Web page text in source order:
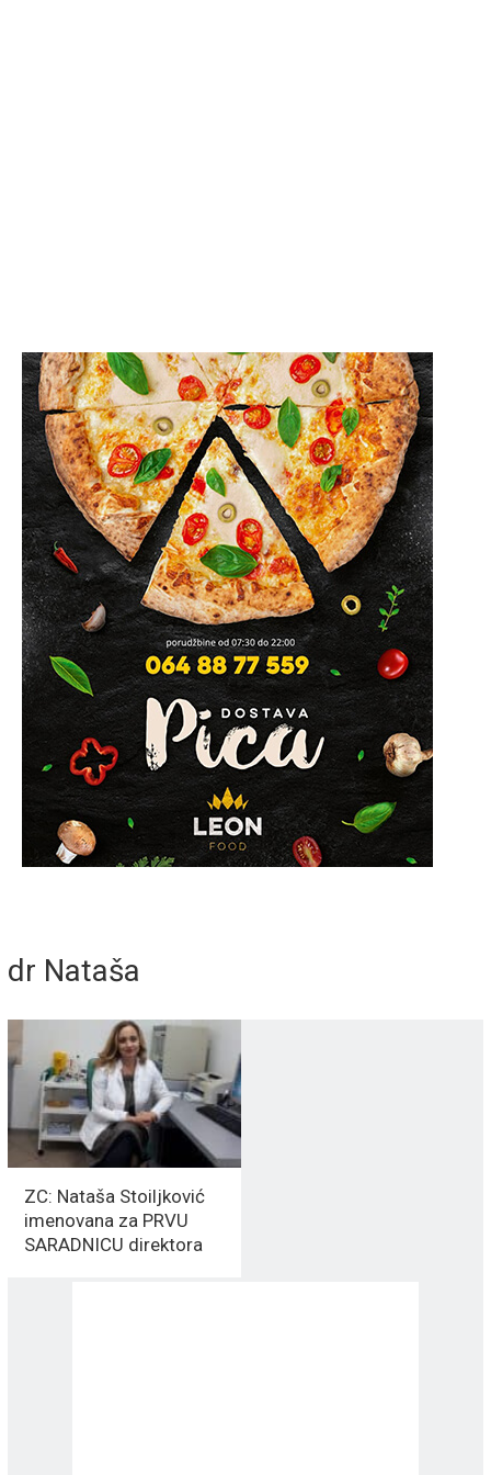
dr Nataša
ZC: Nataša Stoiljković
imenovana za PRVU
SARADNICU direktora